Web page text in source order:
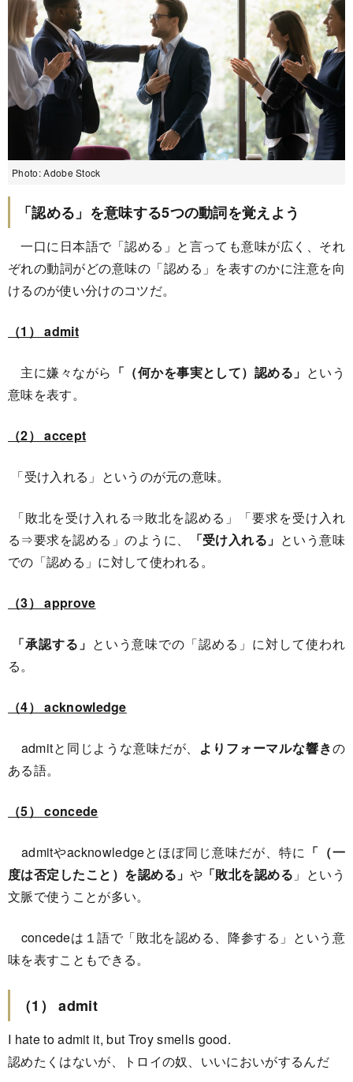
Photo: Adobe Stock
「認める」を意味する5つの動詞を覚えよう
一口に日本語で「認める」と言っても意味が広く、それ
ぞれの動詞がどの意味の「認める」を表すのかに注意を向
けるのが使い分けのコツだ。
（1） admit
主に嫌々ながら 「（何かを事実として）認める」 という
意味を表す。
（2） accept
「受け入れる」というのが元の意味。
「敗北を受け入れる⇒敗北を認める」「要求を受け入れ
る⇒要求を認める」のように、
「受け入れる」 という意味
での「認める」に対して使われる。
（3） approve
「承認する」 という意味での「認める」に対して使われ
る。
（4） acknowledge
admitと同じような意味だが、 よりフォーマルな響きの
ある語。
（5） concede
admitやacknowledgeとほぼ同じ意味だが、特に 「（一
度は否定したこと）を認める」 や 「敗北を認める 」という
文脈で使うことが多い。
concedeは１語で「敗北を認める、降参する」という意
味を表すこともできる。
（1） admit
I hate to admit it, but Troy smells good.
認めたくはないが、トロイの奴、いいにおいがするんだ